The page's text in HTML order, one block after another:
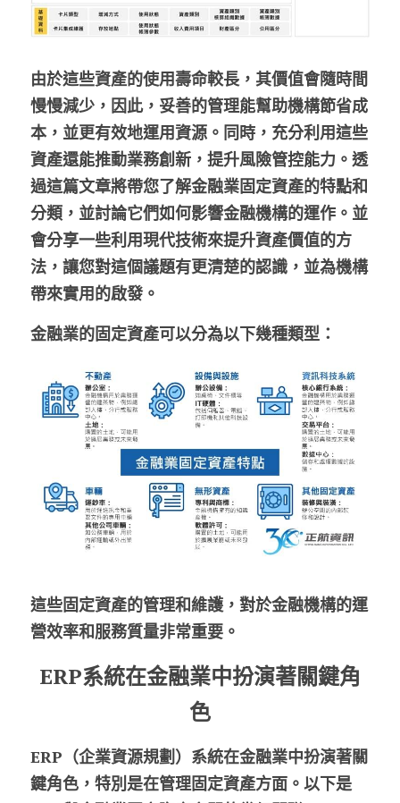
由於這些資產的使用壽命較長，其價值會隨時間
慢慢減少，因此，妥善的管理能幫助機構節省成
本，並更有效地運用資源。同時，充分利用這些
資產還能推動業務創新，提升風險管控能力。透
過這篇文章將帶您了解金融業固定資產的特點和
分類，並討論它們如何影響金融機構的運作。並
會分享一些利用現代技術來提升資產價值的方
法，讓您對這個議題有更清楚的認識，並為機構
帶來實用的啟發。
金融業的固定資產可以分為以下幾種類型：
這些固定資產的管理和維護，對於金融機構的運
營效率和服務質量非常重要。
ERP系統在金融業中扮演著關鍵角
色
ERP（企業資源規劃）系統在金融業中扮演著關
鍵角色，特別是在管理固定資產方面。以下是